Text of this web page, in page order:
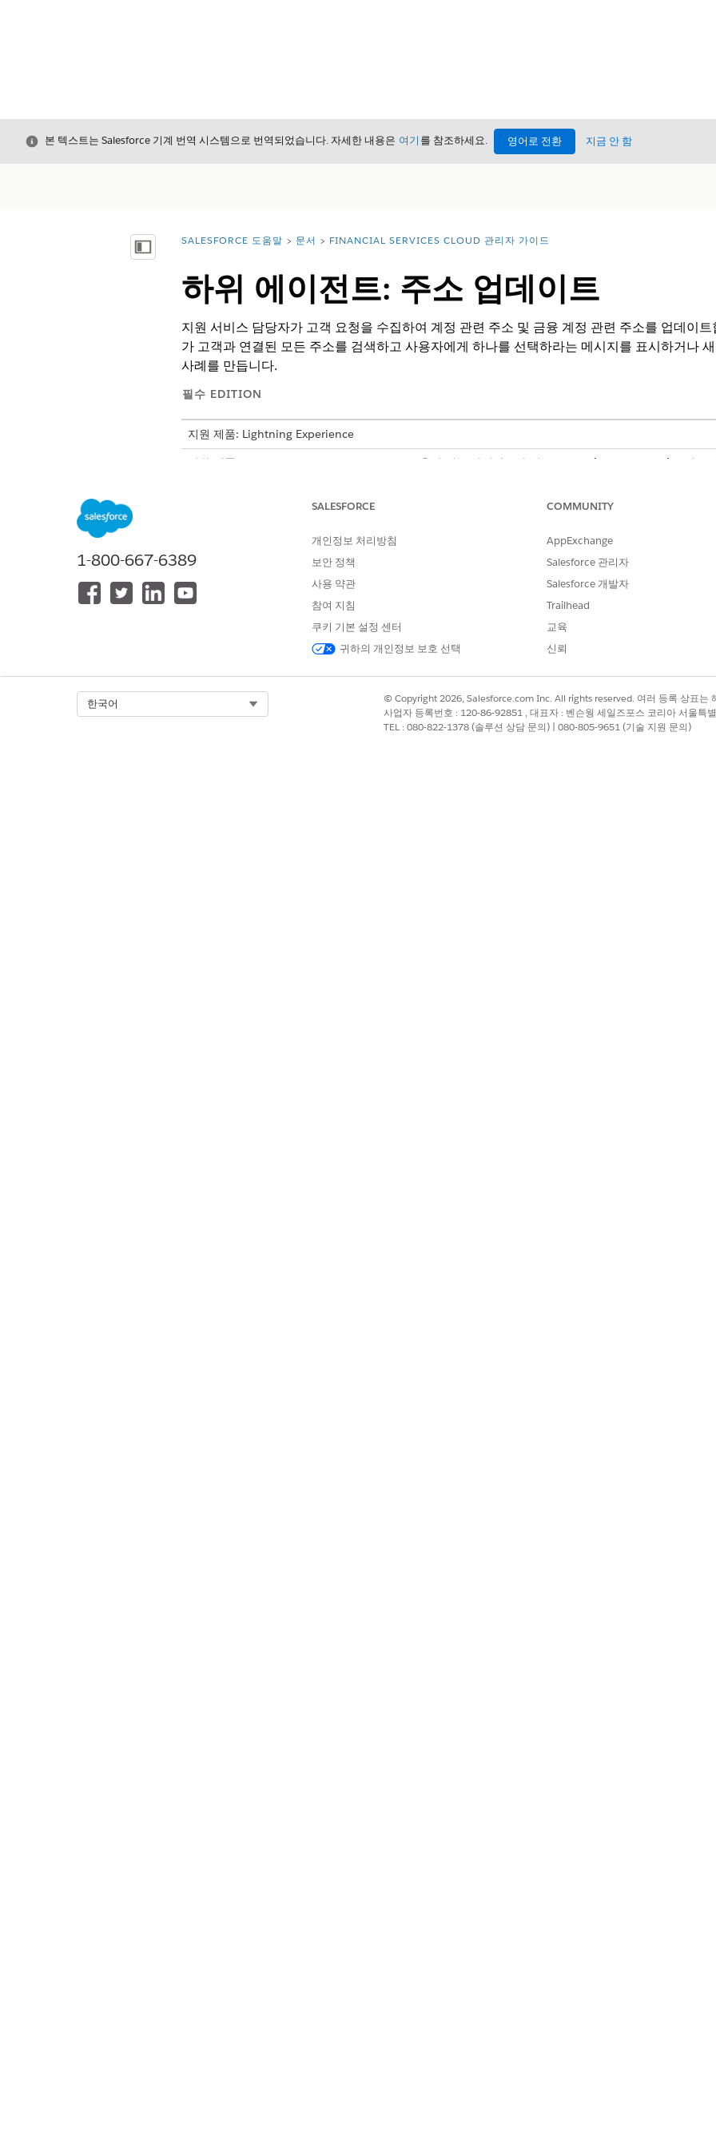
닫기본 텍스트는 Salesforce 기계 번역 시스템으로 번역되었습니다. 자세한 내용은 여기 를 참조하세요. 영어로 전환 지금 안 함
목차 표시 위치:
SALESFORCE 도움말 문서 FINANCIAL SERVICES CLOUD 관리자 가이드
하위 에이전트: 주소 업데이트
지원 서비스 담당자가 고객 요청을 수집하여 계정 관련 주소 및 금융 계정 관련 주소를 업데이
가 고객과 연결된 모든 주소를 검색하고 사용자에게 하나를 선택하라는 메시지를 표시하거나
사례를 만듭니다.
필수 EDITION
지원 제품: Lightning Experience
지원 제품: Agentforce for Financial Services 추가 기능 라이센스가 있는
Professional Enterprise 및
주소 업데이트 하위 에이전트 구성 및 사용:
Financial Services Cloud
AND
은행 서비스 지원에 액세스
Agentforce 직원 에이전트 사용: AI 에이전트 관리 및
하위 에이전트 세부 사항
AddressUpdate
1-800-667-6389
SALESFORCE
개인정보 처리방침
보안 정책
사용 약관
참여 지침
쿠키 기본 설정 센터
귀하의 개인정보 보호 선택
COMMUNITY
AppExchange
Salesforce 관리자
Salesforce 개발자
Trailhead
교육
신뢰
한국어
© Copyright 2026, Salesforce.com Inc. All rights reserved. 여러 등록 상표는
사업자 등록번호 : 120-86-92851 , 대표자 : 벤슨웡 세일즈포스 코리아 서울
TEL : 080-822-1378 (솔루션 상담 문의) | 080-805-9651 (기술 지원 문의)